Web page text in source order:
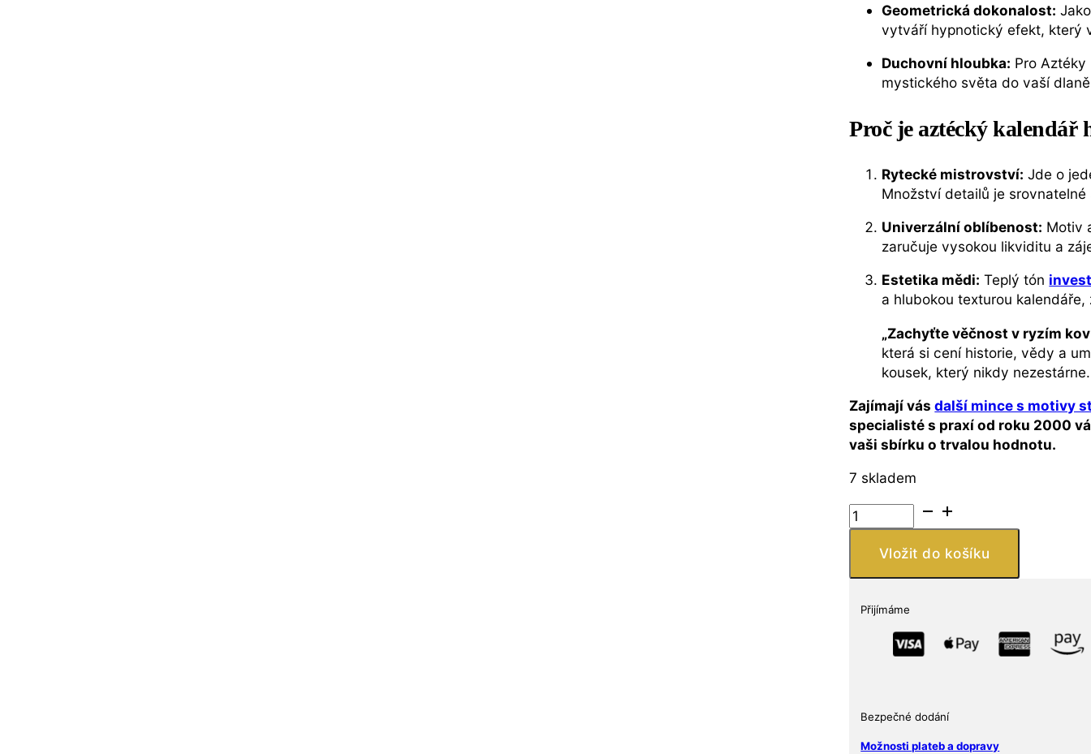
Geometrická dokonalost:
vytváří hypnotický efekt, který
Duchovní hloubka: Pro
mystického světa do vaší
Proč je aztécký kalendář
Rytecké mistrovství: Jde o
Množství detailů je
Univerzální oblíbenost: Motiv
zaručuje vysokou likviditu a
Estetika mědi: Teplý tón
a hlubokou texturou
„Zachyťte věčnost v ryzím
která si cení historie, vědy a
kousek, který nikdy nezestárne.
Zajímají vásdalší mince s motivy
specialisté s praxí od roku 2000
vaši sbírku o trvalou hodnotu.
7 skladem
Mexiko
–
mince
KALENDÁŘ
Sluneční
Vložit do košíku
Přijímáme
Bezpečné dodání
Možnosti plateb a dopravy